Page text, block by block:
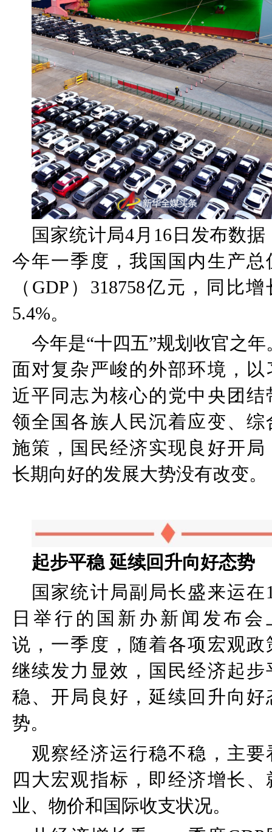
国家统计局4 月 16 日发布数据
今年一季度，我国国内生产总
（ GDP ） 318758亿元，同比增
5.4%。
今年是“十四五”规划收官之年
面对复杂严峻的外部环境，以
近平同志为核心的党中央团结
领全国各族人民沉着应变、综
施策，国民经济实现良好开局
长期向好的发展大势没有改变。
起步平稳 延续回升向好态势
国家统计局副局长盛来运在
日举行的国新办新闻发布会
说，一季度，随着各项宏观政
继续发力显效，国民经济起步
稳、开局良好，延续回升向好
势。
观察经济运行稳不稳，主要
四大宏观指标，即经济增长、
业、物价和国际收支状况。